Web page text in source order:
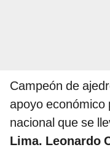
Campeón de
apoyo económico
nacional que se
Lima. Leonardo